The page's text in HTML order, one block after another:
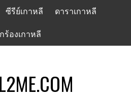
ซีรีย์เกาหลี ดาราเกาหลี
ร้องเกาหลี